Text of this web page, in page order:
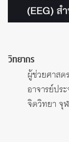
วิทยากร
ผู้ช่วยศาสต
อาจารย์ปร
จิตวิทยา จุ